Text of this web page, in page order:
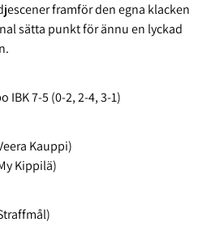
framför den egna klacken
sätta punkt för ännu en lyckad
IBK 7-5 (0-2, 2-4, 3-1)
Kauppi)
Kippilä)